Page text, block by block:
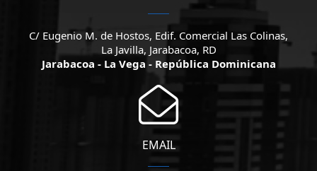
C/ Eugenio M. de Hostos, Edif. Comercial Las Colinas,
La Javilla, Jarabacoa, RD
Jarabacoa - La Vega - República Dominicana
EMAIL